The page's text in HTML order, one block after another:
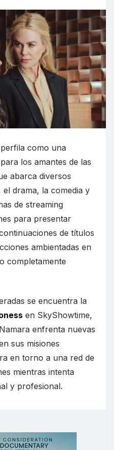
como una
los amantes de las
abarca diversos
drama, la comedia y
de streaming
para presentar
de títulos
ambientadas en
completamente
se encuentra la
en SkyShowtime,
enfrenta nuevas
sus misiones
en torno a una red de
mientras intenta
y profesional.